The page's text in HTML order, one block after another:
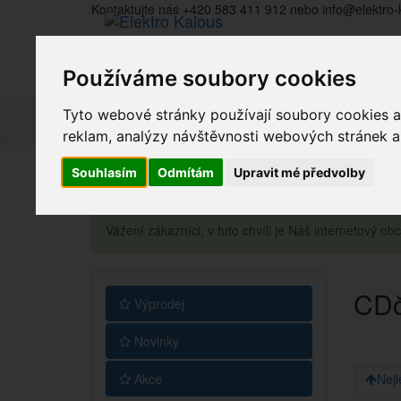
Používáme soubory cookies
Tyto webové stránky používají soubory cookies
reklam, analýzy návštěvnosti webových stránek
Souhlasím Odmítám Upravit mé předvolby
Kontaktujte nás +420 583 411 912 nebo
Vážení zákazníci, v tuto chvíli je Náš internetový
Výprodej
Novinky
Akce